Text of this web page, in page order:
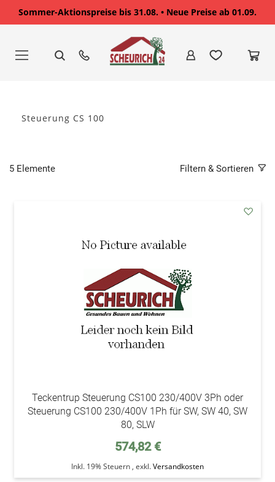
Sommer-Aktionspreise bis 31.08. • Neue Preise ab 01.09.
springen
Steuerung CS 100
5 Elemente Filtern & Sortieren
Teckentrup Steuerung CS100 230/400V 3Ph oder
Steuerung CS100 230/400V 1Ph für SW, SW 40, SW
80, SLW
574,82 €
Inkl. 19% Steuern , exkl.Versandkosten